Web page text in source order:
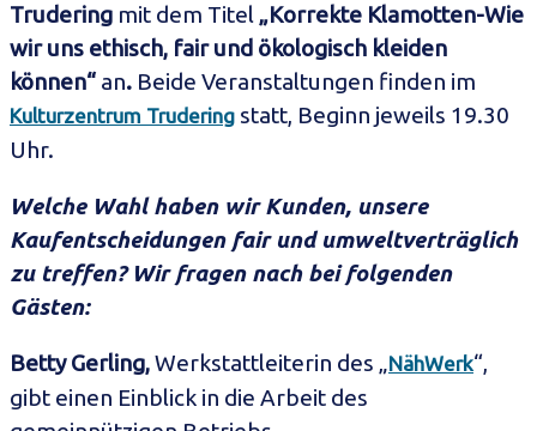
Trudering mit dem Titel „Korrekte Klamotten-Wie
wir uns ethisch, fair und ökologisch kleiden
können“ an. Beide Veranstaltungen finden im
Kulturzentrum Trudering statt, Beginn jeweils 19.30
Uhr.
Welche Wahl haben wir Kunden, unsere
Kaufentscheidungen fair und umweltverträglich
zu treffen? Wir fragen nach bei folgenden
Gästen:
Betty Gerling,Werkstattleiterin des „NähWerk“,
gibt einen Einblick in die Arbeit des